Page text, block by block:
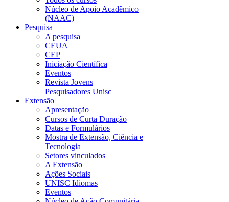
Núcleo de Apoio Acadêmico
(NAAC)
Pesquisa
A pesquisa
CEUA
CEP
Iniciação Científica
Eventos
Revista Jovens
Pesquisadores Unisc
Extensão
Apresentação
Cursos de Curta Duração
Datas e Formulários
Mostra de Extensão, Ciência e
Tecnologia
Setores vinculados
A Extensão
Ações Sociais
UNISC Idiomas
Eventos